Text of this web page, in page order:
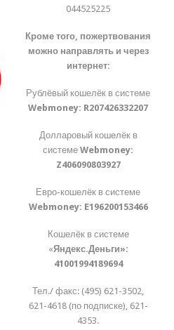
044525225
Кроме того, пожертвования
можно направлять и через
интернет:
Рублёвый кошелёк в системе
Webmoney: R207426332207
Долларовый кошелёк в
системеWebmoney:
Z406090803927
Евро-кошелёк в системе
Webmoney: E196200153466
Кошелёк в системе
«Яндекс.Деньги»:
41001994189694
Тел./ факс: (495) 621-3502,
621-4618 (по подписке), 621-
4353.